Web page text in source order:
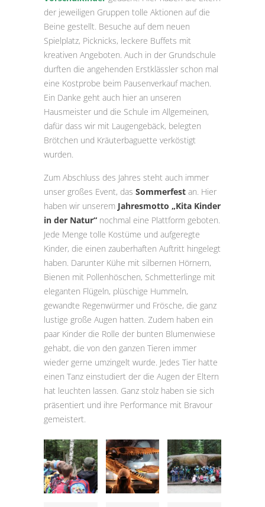
der jeweiligen Gruppen tolle Aktionen auf die
Beine gestellt. Besuche auf dem neuen
Spielplatz, Picknicks, leckere Buffets mit
kreativen Angeboten. Auch in der Grundschule
durften die angehenden Erstklässler schon mal
eine Kostprobe beim Pausenverkauf machen.
Ein Danke geht auch hier an unseren
Hausmeister und die Schule im Allgemeinen,
dafür dass wir mit Laugengebäck, belegten
Brötchen und Kräuterbaguette verköstigt
wurden.
Zum Abschluss des Jahres steht auch immer
unser großes Event, das Sommerfest an. Hier
haben wir unserem Jahresmotto „Kita Kinder
in der Natur“ nochmal eine Plattform geboten.
Jede Menge tolle Kostüme und aufgeregte
Kinder, die einen zauberhaften Auftritt hingelegt
haben. Darunter Kühe mit silbernen Hörnern,
Bienen mit Pollenhöschen, Schmetterlinge mit
eleganten Flügeln, plüschige Hummeln,
gewandte Regenwürmer und Frösche, die ganz
lustige große Augen hatten. Zudem haben ein
paar Kinder die Rolle der bunten Blumenwiese
gehabt, die von den ganzen Tieren immer
wieder gerne umzingelt wurde. Jedes Tier hatte
einen Tanz einstudiert der die Augen der Eltern
hat leuchten lassen. Ganz stolz haben sie sich
präsentiert und ihre Performance mit Bravour
gemeistert.